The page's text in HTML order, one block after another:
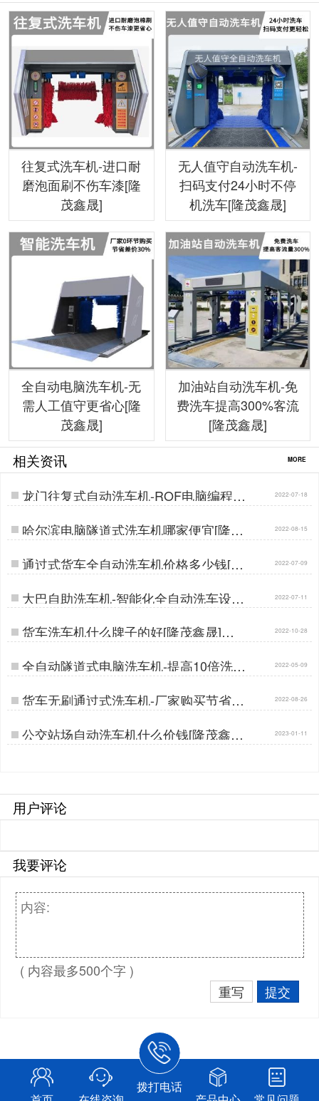
往复式洗车机-进口耐
磨泡面刷不伤车漆[隆
茂鑫晟]
无人值守自动洗车机-
扫码支付24小时不停
机洗车[隆茂鑫晟]
全自动电脑洗车机-无
需人工值守更省心[隆
茂鑫晟]
加油站自动洗车机-免
费洗车提高300%客流
[隆茂鑫晟]
相关资讯 MORE
龙门往复式自动洗车机-ROF电脑编程故
障自检[隆茂鑫晟]…
2022-07-18
哈尔滨电脑隧道式洗车机哪家便宜[隆茂
鑫晟]…
2022-08-15
通过式货车全自动洗车机价格多少钱[隆
茂鑫晟]…
2022-07-09
大巴自助洗车机-智能化全自动洗车设备
[隆茂鑫晟]…
2022-07-11
货车洗车机什么牌子的好[隆茂鑫晟]… 2022-10-28
全自动隧道式电脑洗车机-提高10倍洗车
速度[隆茂鑫晟]…
2022-05-09
货车无刷通过式洗车机-厂家购买节省差
价30%[隆茂鑫晟]…
2022-08-26
公交站场自动洗车机什么价钱[隆茂鑫晟]
…
2023-01-11
用户评论
我要评论
( 内容最多500个字 )
重写
提交
拨打电话